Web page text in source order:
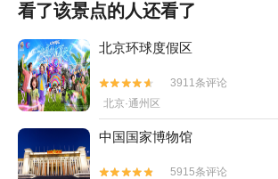
看了该景点的人还看了
北京环球度假区


3911条评论
北京·通州区
中国国家博物馆


5915条评论